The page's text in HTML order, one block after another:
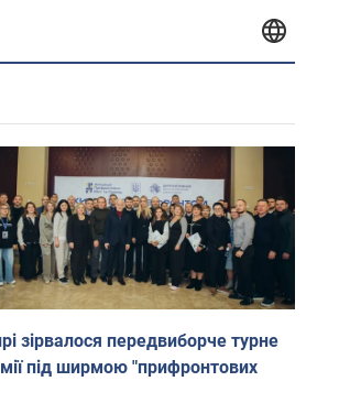
зірвалося передвиборче турне
під ширмою "прифронтових